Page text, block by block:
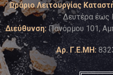
Ωράριο Λειτουργίας
Δευτέρα έως
Διεύθυνση: Πανόρμου 101,
Αρ. Γ.Ε.ΜΗ: